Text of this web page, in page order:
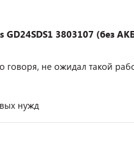
GD24SDS1 3803107 (без
говоря, не ожидал такой
нужд